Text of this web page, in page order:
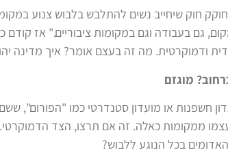
חוק שיחייב נשים להתלבש בלבוש צנוע
גם בעבודה וגם במקומות ציבוריים." אז קודם
ודמוקרטית. מה זה בעצם אומר? איך מדינה
מוגזם
חשפנות או מועדון סטנדרטי כמו "הפורום",
עצמו ממקומות כאלה. זה אם תרצו, הצד
בכל הנוגע ללבוש?